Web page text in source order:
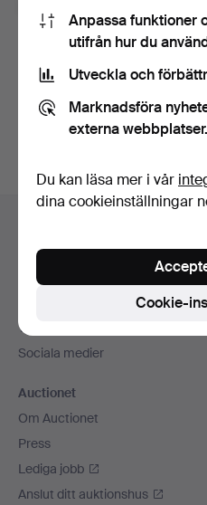
användarvillkoren,
har tagit del av
Skapa
Sidfotsnavigation
Kontakta support
Alla auktionshus
Vi skickar med
Sociala medier
Auctionet
Om Auctionet
Press
Lediga jobb
Anslut ditt auktionshus
Anpassa funktioner
utifrån hur du
Utveckla och
Marknadsföra
externa webbplatser.
Du kan läsa mer i vår
dina cookieinställningar
Cookie-